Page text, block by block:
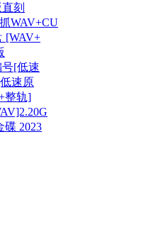
刻
WAV+CU
[WAV+
[低速
速原
整轨]
碟 2023